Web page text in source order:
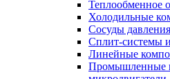
Теплообменное
Холодильные
Сосуды давления
Cплит-системы
Линейные
Промышленные